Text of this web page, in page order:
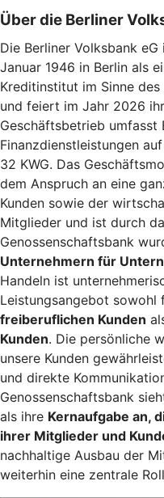
Über die Berliner
Die Berliner Volksbank
Januar 1946 in Berlin als
Kreditinstitut im Sinne des
und feiert im Jahr 2026
Geschäftsbetrieb umfasst
Finanzdienstleistungen
32 KWG. Das
dem Anspruch an eine
Kunden sowie der
Mitglieder und ist durch
Genossenschaftsbank
Unternehmern für
Handeln ist
Leistungsangebot sowohl
freiberuflichen Kunden
Kunden. Die persönliche
unsere Kunden
und direkte
Genossenschaftsbank
als ihre Kernaufgabe an,
ihrer Mitglieder und
nachhaltige Ausbau der
weiterhin eine zentrale